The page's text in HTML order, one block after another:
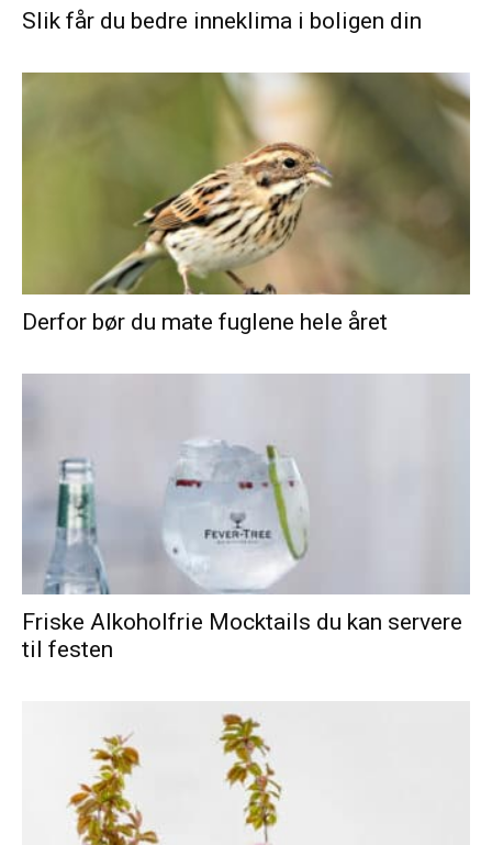
Slik får du bedre inneklima i boligen din
Derfor bør du mate fuglene hele året
Friske Alkoholfrie Mocktails du kan servere
til festen